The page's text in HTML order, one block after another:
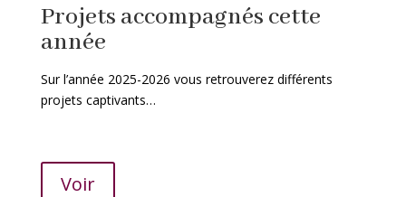
Projets accompagnés cette
année
Sur l’année 2025-2026 vous retrouverez différents
projets captivants…
Voir